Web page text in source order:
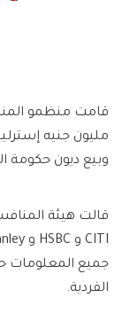
مليون جنيه
وبيع ديون حكومة
قالت هيئة
جميع المعلومات
الفردية.